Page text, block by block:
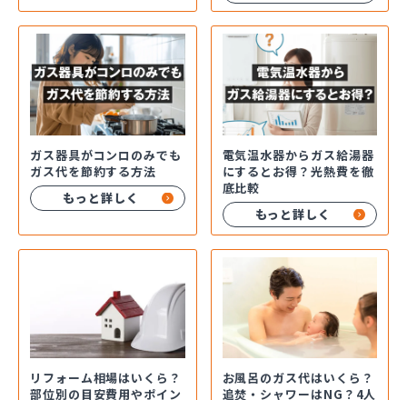
ガス器具がコンロのみでも
ガス代を節約する方法
もっと詳しく
電気温水器からガス給湯器
にするとお得？光熱費を徹
底比較
もっと詳しく
リフォーム相場はいくら？
部位別の目安費用やポイン
お風呂のガス代はいくら？
追焚・シャワーはNG？4人